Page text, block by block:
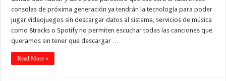
consolas de próxima generación ya tendrán la tecnología para poder
jugar videojuegos sin descargar datos al sistema, servicios de música
como 8tracks o Spotify no permiten escuchar todas las canciones que
queramos sin tener que descargar …
Read More »